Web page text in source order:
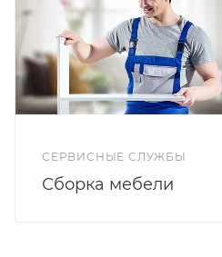
Цветовое решение дуб
доводчиком,
СЕРВИСНЫЕ СЛУЖБЫ
Сборка мебели